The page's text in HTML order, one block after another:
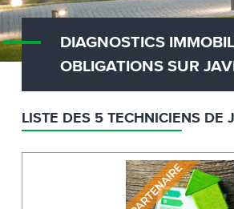
DIAGNOSTICS
OBLIGATIONS SUR
LISTE DES 5 TECHNICIENS DE